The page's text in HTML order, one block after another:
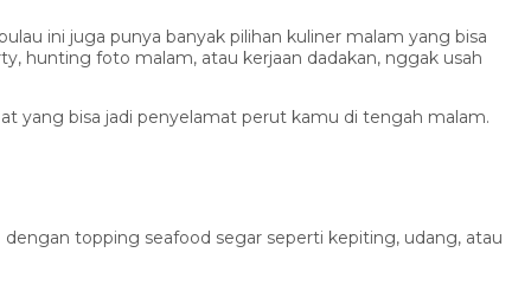
ini juga punya banyak pilihan kuliner malam yang bisa
hunting foto malam, atau kerjaan dadakan, nggak usah
yang bisa jadi penyelamat perut kamu di tengah malam.
topping seafood segar seperti kepiting, udang, atau